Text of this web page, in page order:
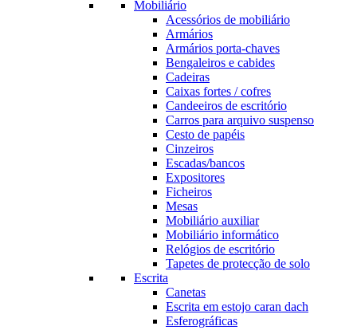
Mobiliário
Acessórios de mobiliário
Armários
Armários porta-chaves
Bengaleiros e cabides
Cadeiras
Caixas fortes / cofres
Candeeiros de escritório
Carros para arquivo suspenso
Cesto de papéis
Cinzeiros
Escadas/bancos
Expositores
Ficheiros
Mesas
Mobiliário auxiliar
Mobiliário informático
Relógios de escritório
Tapetes de protecção de solo
Escrita
Canetas
Escrita em estojo caran dach
Esferográficas